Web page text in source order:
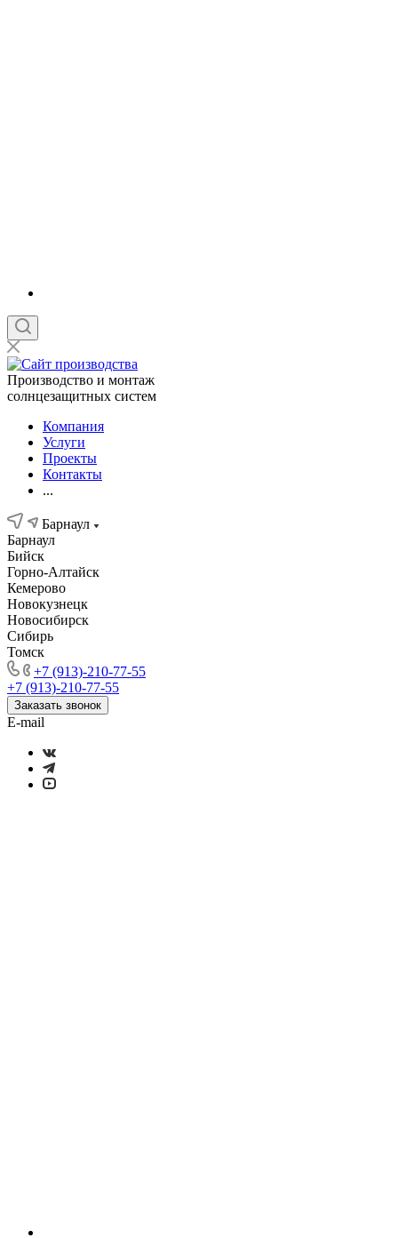
Производство и монтаж
солнцезащитных систем
Компания
Услуги
Проекты
Контакты
...
Барнаул
Барнаул
Бийск
Горно-Алтайск
Кемерово
Новокузнецк
Новосибирск
Сибирь
Томск
+7 (913)-210-77-55
+7 (913)-210-77-55
Заказать звонок
E-mail